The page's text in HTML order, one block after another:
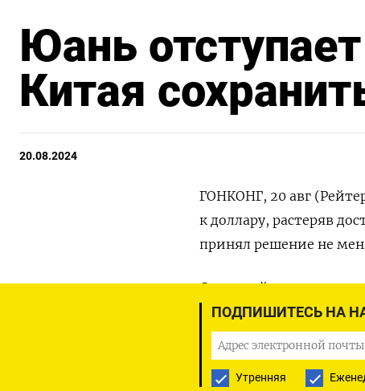
ПОДПИШИТЕСЬ НА
Утренняя
Юань
Китая
20.08.2024
ГОНКОНГ, 20 авг
к доллару, растеряв
принял решение не
Спотовый юань в
08:44 МСК снизился на
августа. Юань на
Перед открытием